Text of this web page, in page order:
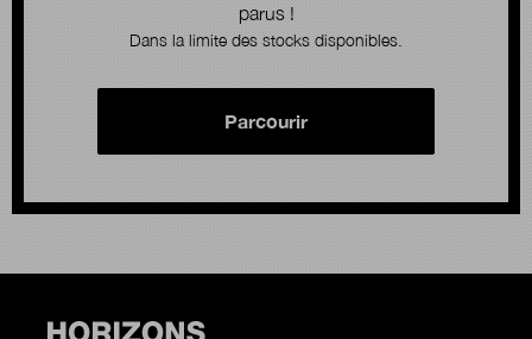
parus !
Dans la limite des stocks disponibles.
Parcourir